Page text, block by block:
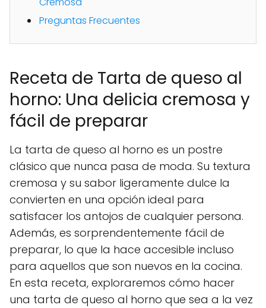
Preguntas Frecuentes
Receta de Tarta de queso al
horno: Una delicia cremosa y
fácil de preparar
La tarta de queso al horno es un postre
clásico que nunca pasa de moda. Su textura
cremosa y su sabor ligeramente dulce la
convierten en una opción ideal para
satisfacer los antojos de cualquier persona.
Además, es sorprendentemente fácil de
preparar, lo que la hace accesible incluso
para aquellos que son nuevos en la cocina.
En esta receta, exploraremos cómo hacer
una tarta de queso al horno que sea a la vez